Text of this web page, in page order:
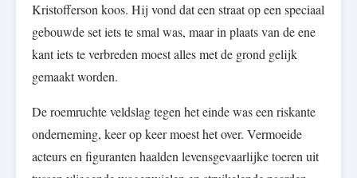
Kristofferson koos. Hij vond dat een straat op een speciaal
gebouwde set iets te smal was, maar in plaats van de ene
kant iets te verbreden moest alles met de grond gelijk
gemaakt worden.
De roemruchte veldslag tegen het einde was een riskante
onderneming, keer op keer moest het over. Vermoeide
acteurs en figuranten haalden levensgevaarlijke toeren uit